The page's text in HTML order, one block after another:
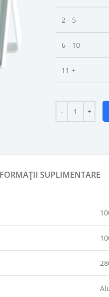
2 - 5
6 - 10
11 +
SUPLIMENTARE